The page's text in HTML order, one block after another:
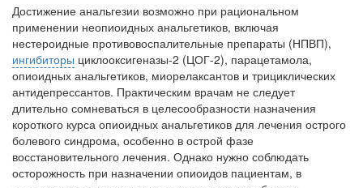
палату на
рассмотрение. Суть его
заключается в
нахождении одного из
родителей в
больничной палате
бесплатно, в течении всего срока лечения...
Достижение анальгезии возможно при ра­циональном
применении неопиоидных аналь­гетиков, включая
нестероидные противовос­палительные препараты (НПВП),
ингибиторы циклооксигеназы-2 (ЦОГ-2), парацетамола,
опиоидных анальгетиков, миорелаксантов и трициклических
антидепрессантов. Практиче­ским врачам не следует
длительно сомневаться в целесообразности назначения
короткого кур­са опиоидных анальгетиков для лечения остро­го
болевого синдрома, особенно в острой фазе
восстановительного лечения. Однако нужно соблюдать
осторожность при назначении опиоидов пациентам, в